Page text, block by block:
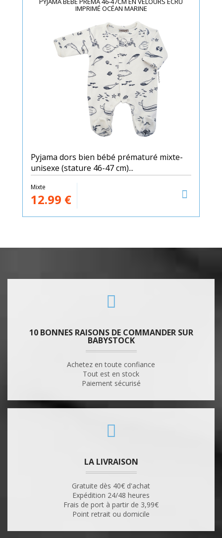
IMPRIMÉ OCÉAN MARINE
Pyjama dors bien bébé prématuré mixte-
unisexe (stature 46-47 cm)...
Mixte
12.99 €
10 BONNES RAISONS DE COMMANDER SUR
BABYSTOCK
Achetez en toute confiance
Tout est en stock
Paiement sécurisé
LA LIVRAISON
Gratuite dès 40€ d'achat
Expédition 24/48 heures
Frais de port à partir de 3,99€
Point retrait ou domicile